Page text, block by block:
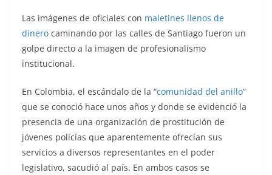
Las imágenes de oficiales con maletines llenos de
dinero caminando por las calles de Santiago fueron un
golpe directo a la imagen de profesionalismo
institucional.
En Colombia, el escándalo de la “comunidad del anillo”
que se conoció hace unos años y donde se evidenció la
presencia de una organización de prostitución de
jóvenes policías que aparentemente ofrecían sus
servicios a diversos representantes en el poder
legislativo, sacudió al país. En ambos casos se